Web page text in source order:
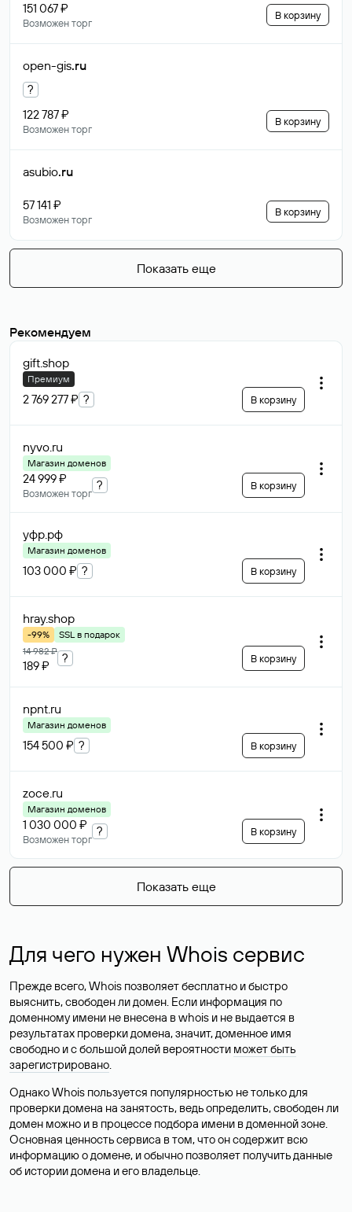
151 067 ₽
Возможен торг
В корзину
open-gis.ru
?
122 787 ₽
Возможен торг
В корзину
asubio.ru
57 141 ₽
Возможен торг
В корзину
Показать еще
Рекомендуем
gift.shop
Премиум
2 769 277 ₽ ? В корзину
nyvo.ru
Магазин доменов
24 999 ₽
Возможен торг
? В корзину
уфр.рф
Магазин доменов
103 000 ₽ ? В корзину
hray.shop
-99%
SSL в подарок
14 982 ₽
189 ₽
? В корзину
npnt.ru
Магазин доменов
154 500 ₽ ? В корзину
zoce.ru
Магазин доменов
1 030 000 ₽
Возможен торг
? В корзину
Показать еще
Для чего нужен Whois сервис
Прежде всего, Whois позволяет бесплатно и быстро
выяснить, свободен ли домен. Если информация по
доменному имени не внесена в whois и не выдается в
результатах проверки домена, значит, доменное имя
свободно и с большой долей вероятности может быть
зарегистрировано.
Однако Whois пользуется популярностью не только для
проверки домена на занятость, ведь определить, свободен ли
домен можно и в процессе подбора имени в доменной зоне.
Основная ценность сервиса в том, что он содержит всю
информацию о домене, и обычно позволяет получить данные
об истории домена и его владельце.